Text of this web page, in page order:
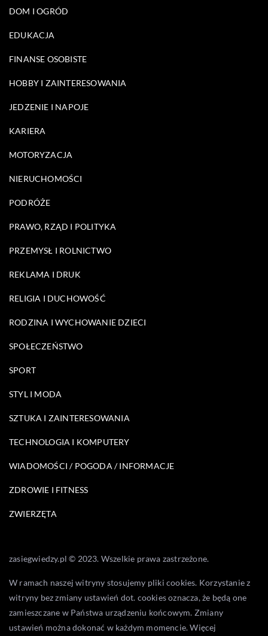
DOM I OGRÓD
EDUKACJA
FINANSE OSOBISTE
HOBBY I ZAINTERESOWANIA
JEDZENIE I NAPOJE
KARIERA
MOTORYZACJA
NIERUCHOMOŚCI
PODRÓŻE
PRAWO, RZĄD I POLITYKA
PRZEMYSŁ I ROLNICTWO
REKLAMA I DRUK
RELIGIA I DUCHOWOŚĆ
RODZINA I WYCHOWANIE DZIECI
SPOŁECZEŃSTWO
SPORT
STYL I MODA
SZTUKA I ZAINTERESOWANIA
TECHNOLOGIA I KOMPUTERY
WIADOMOŚCI / POGODA / INFORMACJE
ZDROWIE I FITNESS
ZWIERZĘTA
zasiegwiedzy.pl © 2023. Wszelkie prawa zastrzeżone.
W ramach naszej witryny stosujemy pliki cookies. Korzystanie z
witryny bez zmiany ustawień dot. cookies oznacza, że będą one
zamieszczane w Państwa urządzeniu końcowym. Zmiany
ustawień można dokonać w każdym momencie. Więcej